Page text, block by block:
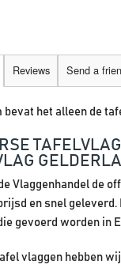
Reviews Send a
bevat het alleen de
Vlaggenhandel de
en snel
gevoerd worden in
vlaggen hebben